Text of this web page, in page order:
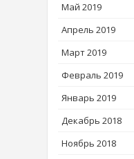
Май 2019
Апрель 2019
Март 2019
Февраль 2019
Январь 2019
Декабрь 2018
Ноябрь 2018